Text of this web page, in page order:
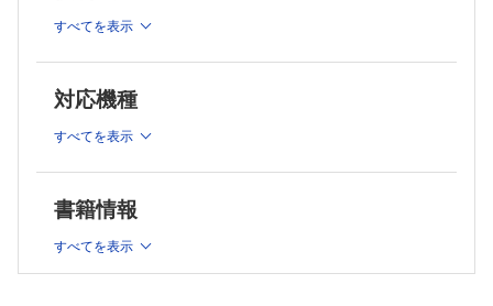
◆
ドライアイ スペシャリストへの道〈専門医のための眼科診療
クオリファイ19〉
あわせて読む→
製品のご購入後、「購入済ライセンス一覧」より、オンライン環
認ください。
最新版
すべてを表示
対応機種
すべてを表示
書籍情報
すべてを表示